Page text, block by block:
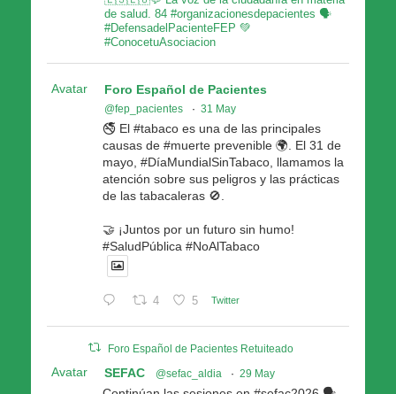
de salud. 84 #organizacionesdepacientes 🗣
#DefensadelPacienteFEP 💚
#ConocetuAsociacion
Avatar Foro Español de Pacientes
@fep_pacientes · 31 May
🚭 El #tabaco es una de las principales
causas de #muerte prevenible 🌍. El 31 de
mayo, #DíaMundialSinTabaco, llamamos la
atención sobre sus peligros y las prácticas
de las tabacaleras 🚫.
🤝 ¡Juntos por un futuro sin humo!
#SaludPública #NoAlTabaco
4 5 Twitter
Foro Español de Pacientes Retuiteado
Avatar SEFAC @sefac_aldia · 29 May